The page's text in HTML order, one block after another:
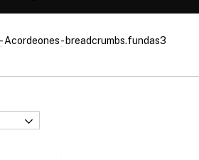
- Acordeones- breadcrumbs.fundas3